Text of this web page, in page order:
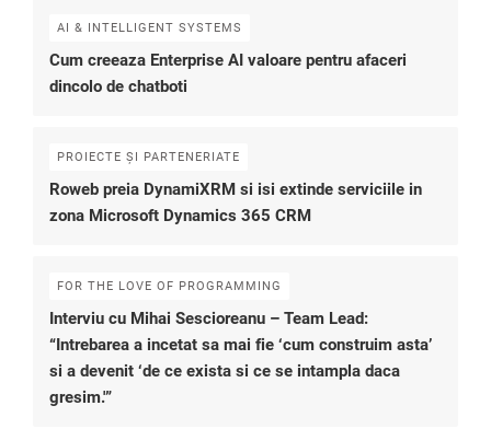
AI & INTELLIGENT SYSTEMS
Cum creeaza Enterprise AI valoare pentru afaceri
dincolo de chatboti
PROIECTE ȘI PARTENERIATE
Roweb preia DynamiXRM si isi extinde serviciile in
zona Microsoft Dynamics 365 CRM
FOR THE LOVE OF PROGRAMMING
Interviu cu Mihai Sescioreanu – Team Lead:
“Intrebarea a incetat sa mai fie ‘cum construim asta’
si a devenit ‘de ce exista si ce se intampla daca
gresim.'”